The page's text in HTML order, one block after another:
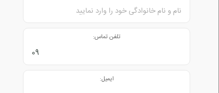
تلفن تماس:
ایمیل: